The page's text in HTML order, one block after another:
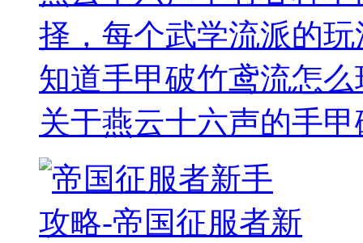
择，每个武学流派的
知道手甲破竹鸢流怎
关于燕云十六声的手